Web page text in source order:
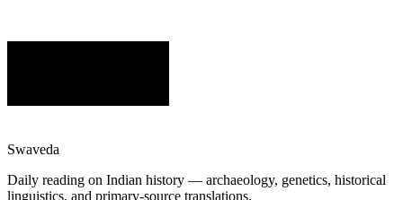
Swaveda
Daily reading on Indian history — archaeology, genetics, historical
linguistics, and primary-source translations.